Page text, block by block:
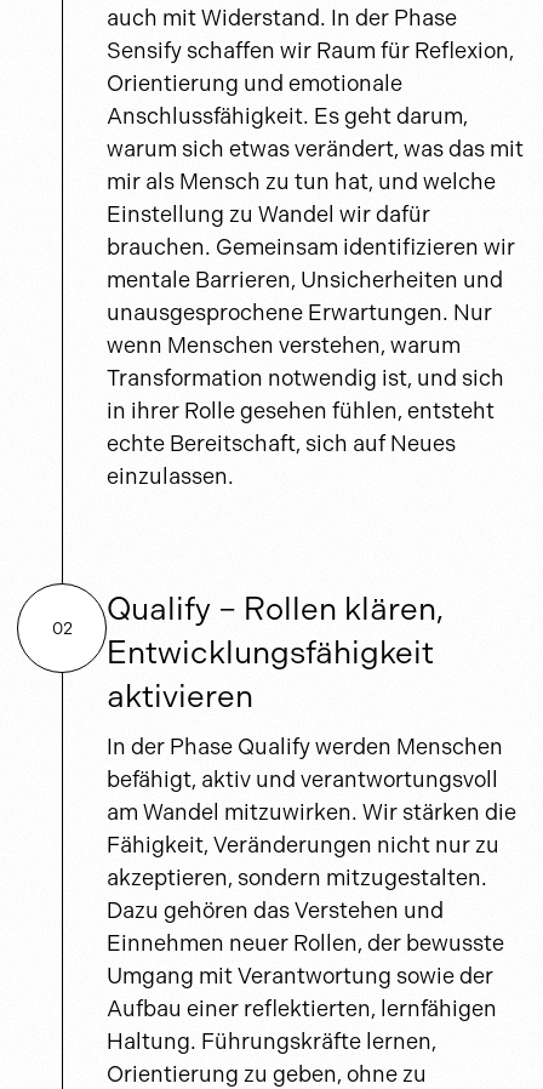
auch mit Widerstand. In der Phase
Sensify schaffen wir Raum für Reflexion,
Orientierung und emotionale
Anschlussfähigkeit. Es geht darum,
warum sich etwas verändert, was das mit
mir als Mensch zu tun hat, und welche
Einstellung zu Wandel wir dafür
brauchen. Gemeinsam identifizieren wir
mentale Barrieren, Unsicherheiten und
unausgesprochene Erwartungen. Nur
wenn Menschen verstehen, warum
Transformation notwendig ist, und sich
in ihrer Rolle gesehen fühlen, entsteht
echte Bereitschaft, sich auf Neues
einzulassen.
02
Qualify – Rollen klären,
Entwicklungsfähigkeit
aktivieren
In der Phase Qualify werden Menschen
befähigt, aktiv und verantwortungsvoll
am Wandel mitzuwirken. Wir stärken die
Fähigkeit, Veränderungen nicht nur zu
akzeptieren, sondern mitzugestalten.
Dazu gehören das Verstehen und
Einnehmen neuer Rollen, der bewusste
Umgang mit Verantwortung sowie der
Aufbau einer reflektierten, lernfähigen
Haltung. Führungskräfte lernen,
Orientierung zu geben, ohne zu